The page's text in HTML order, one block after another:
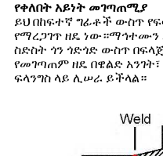
የቀለበት አይነት መገጣጠሚያ
ይህ በከፍተኛ ግፊቶች ውስጥ
የማረጋገጥ ዘዴ ነው።ማኅተሙን
ስድስት ጎን ጎድጎድ ውስጥ
የመገጣጠም ዘዴ በዌልድ
ፍላንግስ ላይ ሊሠራ ይችላል።